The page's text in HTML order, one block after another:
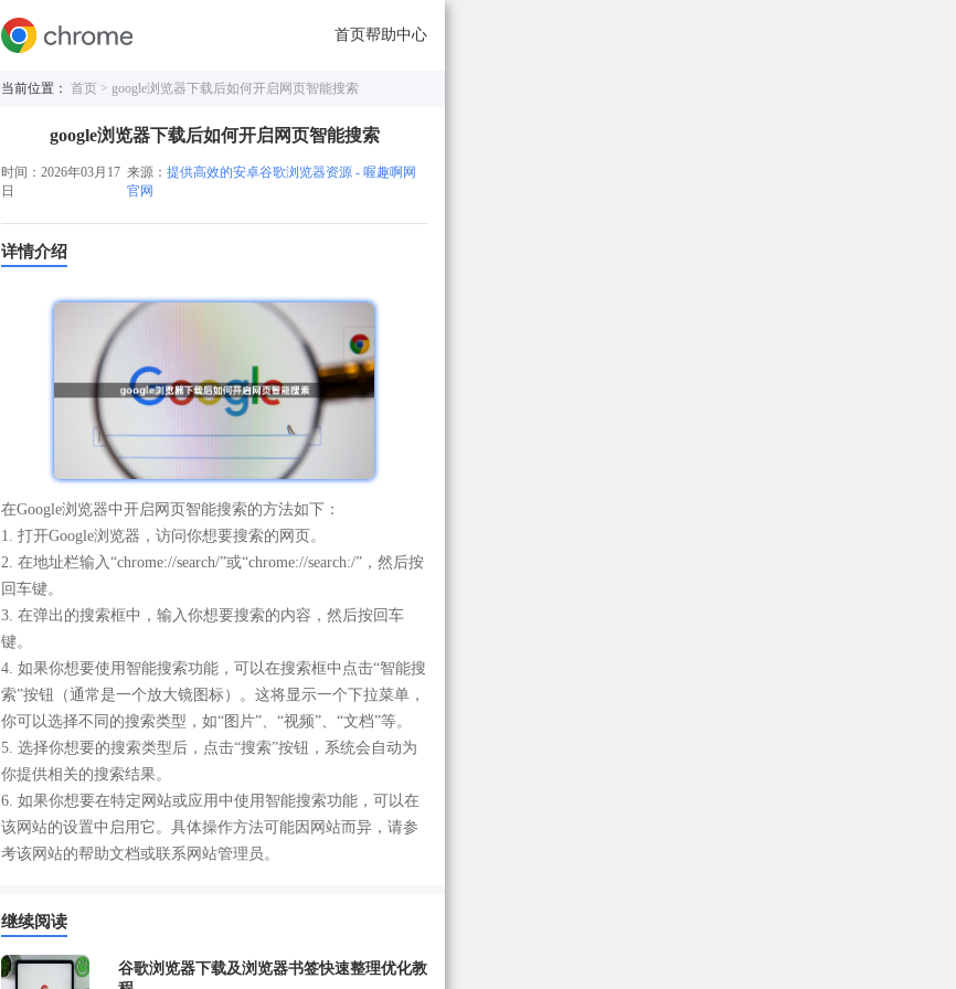
首页帮助中心
当前位置： 首页 > google浏览器下载后如何开启网页智能搜索
google浏览器下载后如何开启网页智能搜索
时间：2026年03月17
日
来源：提供高效的安卓谷歌浏览器资源 - 喔趣啊网
官网
详情介绍
在Google浏览器中开启网页智能搜索的方法如下：
1. 打开Google浏览器，访问你想要搜索的网页。
2. 在地址栏输入“chrome://search/”或“chrome://search:/”，然后按
回车键。
3. 在弹出的搜索框中，输入你想要搜索的内容，然后按回车
键。
4. 如果你想要使用智能搜索功能，可以在搜索框中点击“智能搜
索”按钮（通常是一个放大镜图标）。这将显示一个下拉菜单，
你可以选择不同的搜索类型，如“图片”、“视频”、“文档”等。
5. 选择你想要的搜索类型后，点击“搜索”按钮，系统会自动为
你提供相关的搜索结果。
6. 如果你想要在特定网站或应用中使用智能搜索功能，可以在
该网站的设置中启用它。具体操作方法可能因网站而异，请参
考该网站的帮助文档或联系网站管理员。
继续阅读
谷歌浏览器下载及浏览器书签快速整理优化教